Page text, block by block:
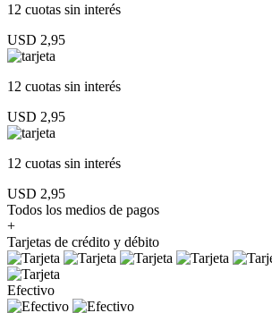
12 cuotas sin interés
USD 2,95
12 cuotas sin interés
USD 2,95
12 cuotas sin interés
USD 2,95
Todos los medios de pagos
+
Tarjetas de crédito y débito
Efectivo